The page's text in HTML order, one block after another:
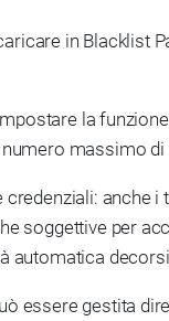
in Blacklist
la
massimo
anche
soggettive per
automatica
essere gestita